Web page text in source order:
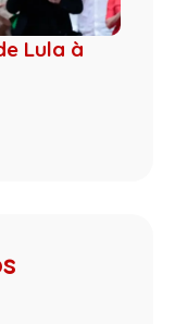
Lula à